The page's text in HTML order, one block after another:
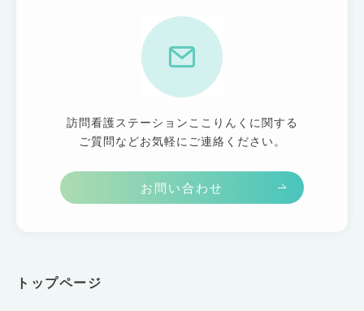
訪問看護ステーションここりんくに関する
ご質問などお気軽にご連絡ください。
お問い合わせ
トップページ